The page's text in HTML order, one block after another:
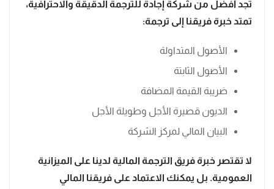
تجد أفضل من شركة إجادة للترجمة الدقيقة والاحترافية،
تمتد خبرة فريقنا إلى ترجمة:
الأصول المتداولة
الأصول الثابتة
ضريبة القيمة المضافة
الديون قصيرة الأجل وطويلة الأجل
البيان المالي لمركز الشركة
لا تقتصر خبرة فريق الترجمة المالية لدينا على الميزانية
العمومية. بل يمكنك الاعتماد على فريقنا المالي